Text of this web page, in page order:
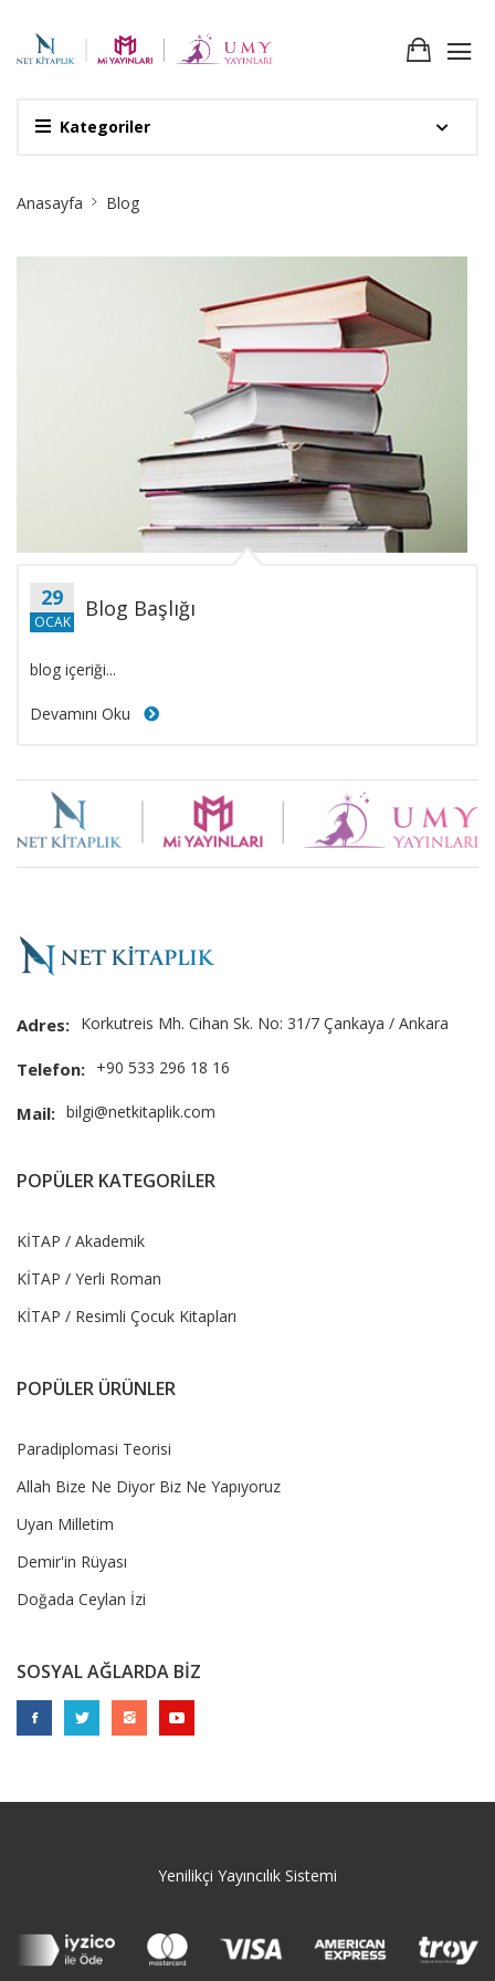
Kategoriler
Breadcrumb
Anasayfa Blog
29
OCAK
Blog Başlığı
blog içeriği...
Devamını Oku
Brand
Slider
Adres: Korkutreis Mh. Cihan Sk. No: 31/7 Çankaya / Ankara
Telefon: +90 533 296 18 16
Mail: bilgi@netkitaplik.com
POPÜLER KATEGORİLER
KİTAP / Akademik
KİTAP / Yerli Roman
KİTAP / Resimli Çocuk Kitapları
POPÜLER ÜRÜNLER
Paradiplomasi Teorisi
Allah Bize Ne Diyor Biz Ne Yapıyoruz
Uyan Milletim
Demir'in Rüyası
Doğada Ceylan İzi
SOSYAL AĞLARDA BİZ
Yenilikçi Yayıncılık Sistemi